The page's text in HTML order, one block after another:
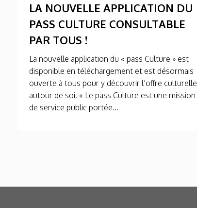
LA NOUVELLE APPLICATION DU
PASS CULTURE CONSULTABLE
PAR TOUS !
La nouvelle application du « pass Culture » est
disponible en téléchargement et est désormais
ouverte à tous pour y découvrir l’offre culturelle
autour de soi. « Le pass Culture est une mission
de service public portée...